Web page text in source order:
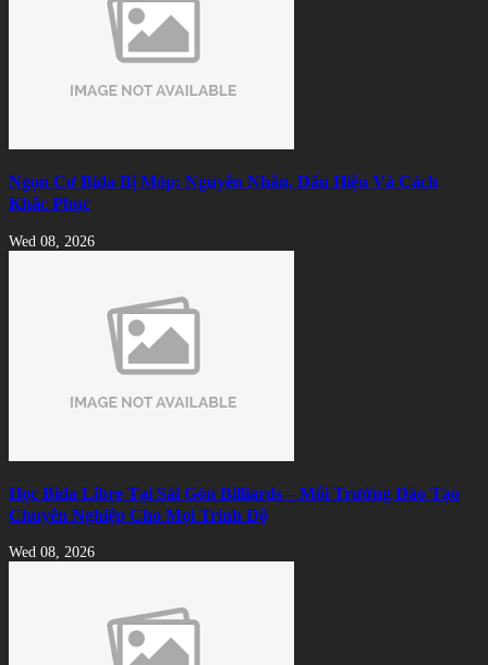
Ngọn Cơ Bida Bị Móp: Nguyên Nhân, Dấu Hiệu Và Cách
Khắc Phục
Wed 08, 2026
Học Bida Libre Tại Sài Gòn Billiards – Môi Trường Đào Tạo
Chuyên Nghiệp Cho Mọi Trình Độ
Wed 08, 2026